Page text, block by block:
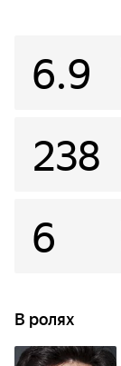
6.9
238
6
В ролях